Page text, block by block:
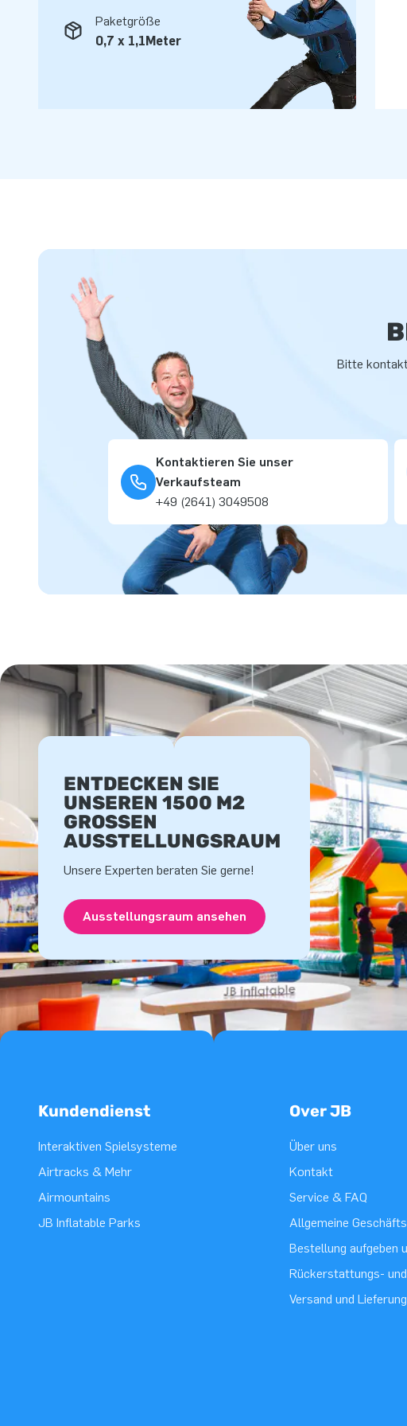
Paketgröße
0,7 x 1,1Meter
Bitte
Kontaktieren Sie unser
Verkaufsteam
+49 (2641) 3049508
ENTDECKEN SIE
UNSEREN 1500 M2
GROSSEN A
USSTELLUNGSRAUM
Unsere Experten beraten Sie gerne!
Ausstellungsraum ansehen
Kundendienst
Interaktiven Spielsysteme
Airtracks & Mehr
Airmountains
JB Inflatable Parks
Over JB
Über uns
Kontakt
Service & FAQ
Allgemeine
Bestellung aufgeben
Rückerstattungs-
Versand und Lieferung